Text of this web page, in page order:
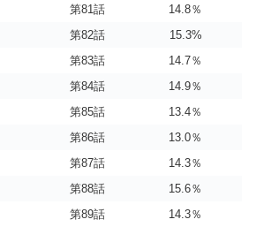
第81話
14.8％
第82話
15.3%
第83話
14.7％
第84話
14.9％
第85話
13.4％
第86話
13.0％
第87話
14.3％
第88話
15.6％
第89話
14.3％